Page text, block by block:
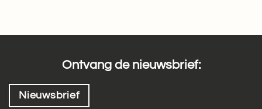
Ontvang de nieuwsbrief:
Nieuwsbrief